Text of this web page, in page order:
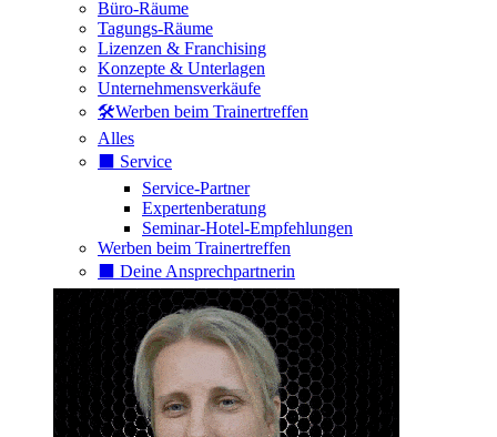
Büro-Räume
Tagungs-Räume
Lizenzen & Franchising
Konzepte & Unterlagen
Unternehmensverkäufe
🛠️Werben beim Trainertreffen
Alles
⬛️ Service
Service-Partner
Expertenberatung
Seminar-Hotel-Empfehlungen
Werben beim Trainertreffen
⬛️ Deine Ansprechpartnerin